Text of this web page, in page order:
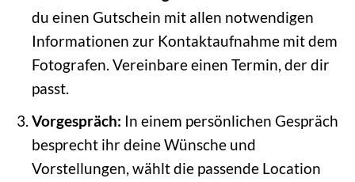
du einen Gutschein mit allen notwendigen
Informationen zur Kontaktaufnahme mit dem
Fotografen. Vereinbare einen Termin, der dir
passt.
Vorgespräch: In einem persönlichen Gespräch
besprecht ihr deine Wünsche und
Vorstellungen, wählt die passende Location